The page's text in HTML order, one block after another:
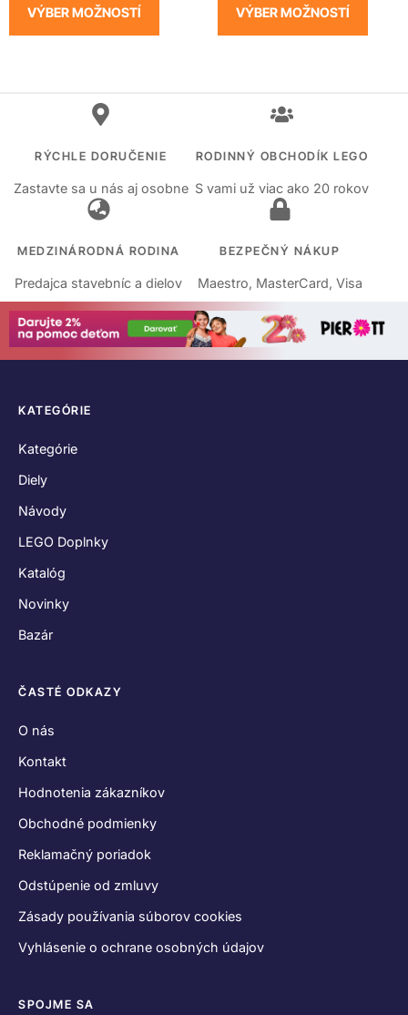
VÝBER MOŽNOSTÍ VÝBER MOŽNOSTÍ
RÝCHLE DORUČENIE
Zastavte sa u nás aj osobne
RODINNÝ OBCHODÍK LEGO
S vami už viac ako 20 rokov
MEDZINÁRODNÁ RODINA
Predajca stavebníc a dielov
BEZPEČNÝ NÁKUP
Maestro, MasterCard, Visa
KATEGÓRIE
Kategórie
Diely
Návody
LEGO Doplnky
Katalóg
Novinky
Bazár
ČASTÉ ODKAZY
O nás
Kontakt
Hodnotenia zákazníkov
Obchodné podmienky
Reklamačný poriadok
Odstúpenie od zmluvy
Zásady používania súborov cookies
Vyhlásenie o ochrane osobných údajov
SPOJME SA